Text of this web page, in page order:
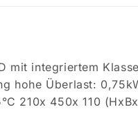
mit integriertem
hohe Überlast:
210x 450x 110